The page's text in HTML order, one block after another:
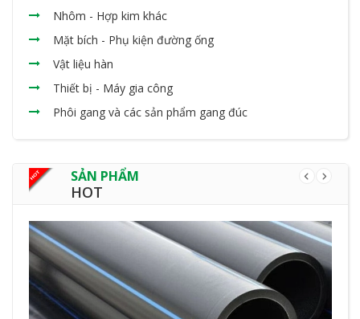
Nhôm - Hợp kim khác
Mặt bích - Phụ kiện đường ống
Vật liệu hàn
Thiết bị - Máy gia công
Phôi gang và các sản phẩm gang đúc
SẢN PHẨM
HOT